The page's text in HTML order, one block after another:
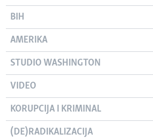
BIH
AMERIKA
STUDIO WASHINGTON
VIDEO
KORUPCIJA I KRIMINAL
(DE)RADIKALIZACIJA